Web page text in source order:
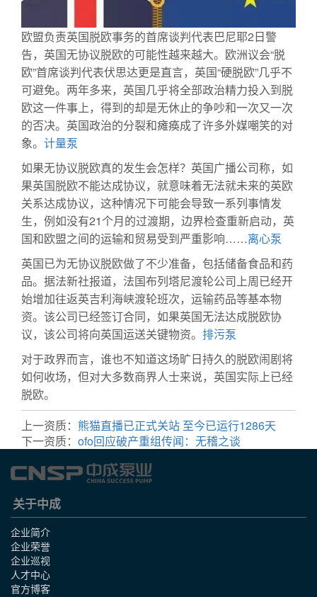
欧盟负责英国脱欧事务的首席谈判代表巴尼耶2日警
告，英国无协议脱欧的可能性越来越大。欧洲议会“脱
欧”首席谈判代表伏思达更是直言，英国“硬脱欧”几乎不
可避免。两年多来，英国几乎将全部政治精力投入到脱
欧这一件事上，得到的却是无休止的争吵和一次又一次
的否决。英国政治的分裂和瘫痪成了许多外媒嘲笑的对
象。 计量泵
如果无协议脱欧真的发生会怎样？英国广播公司称，如
果英国脱欧不能达成协议，就意味着无法就未来的英欧
关系达成协议，这种情况下可能会导致一系列事情发
生，例如没有21个月的过渡期，边界检查重新启动，英
国和欧盟之间的运输和贸易受到严重影响……离心泵
英国已为无协议脱欧做了不少准备，包括储备食品和药
品。据法新社报道，法国布列塔尼渡轮公司上周已经开
始增加往返英吉利海峡渡轮班次，运输药品等基本物
资。该公司已经签订合同，如果英国无法达成脱欧协
议，该公司将向英国运送关键物资。 排污泵
对于政界而言，谁也不知道这场旷日持久的脱欧闹剧将
如何收场，但对大多数商界人士来说，英国实际上已经
脱欧。
上一资质： 熊猫直播已正式关站 至今已运行1286天
下一资质： ofo回应破产重组传闻：无稽之谈
关于中成
企业简介
企业荣誉
企业巡视
人才中心
官方博客